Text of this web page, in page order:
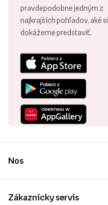
pravdepodobne jedným z
najkrajších pohľadov, aké si
dokážeme predstaviť.
Nos
Zákaznícky servis